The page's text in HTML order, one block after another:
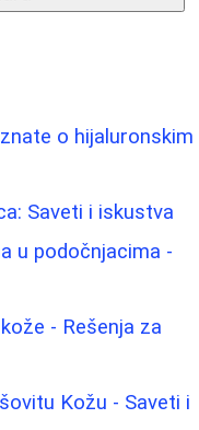
o hijaluronskim
Saveti i iskustva
u podočnjacima -
- Rešenja za
Kožu - Saveti i